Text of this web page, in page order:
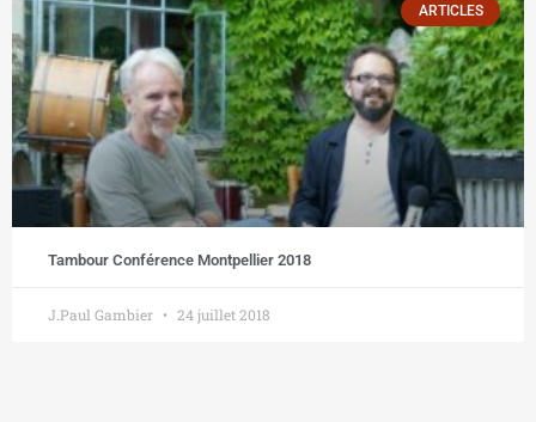
ARTICLES
Tambour Conférence Montpellier 2018
J.Paul Gambier 24 juillet 2018